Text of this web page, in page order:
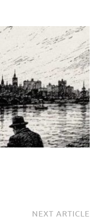
NEXT ARTICLE